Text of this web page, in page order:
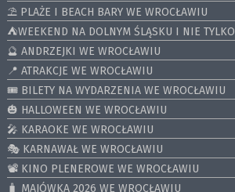
⛱️ PLAŻE I BEACH BARY WE WROCŁAWIU
⛺️WEEKEND NA DOLNYM ŚLĄSKU I NIE TYLKO
🔮 ANDRZEJKI WE WROCŁAWIU
📍 ATRAKCJE WE WROCŁAWIU
🎟️ BILETY NA WYDARZENIA WE WROCŁAWIU
🎃 HALLOWEEN WE WROCŁAWIU
🎤 KARAOKE WE WROCŁAWIU
🎭 KARNAWAŁ WE WROCŁAWIU
📽️ KINO PLENEROWE WE WROCŁAWIU
🧳 MAJÓWKA 2026 WE WROCŁAWIU